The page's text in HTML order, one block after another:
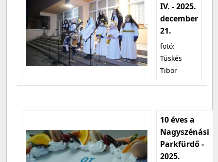
IV. - 2025.
december
21.
fotó:
Tüskés
Tibor
10 éves a
Nagyszénási
Parkfürdő -
2025.